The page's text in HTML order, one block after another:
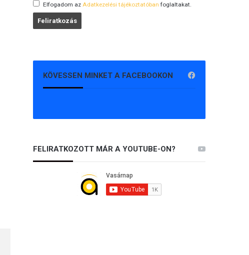
Elfogadom az Adatkezelési tájékoztatóban foglaltakat.
KÖVESSEN MINKET A FACEBOOKON
FELIRATKOZOTT MÁR A YOUTUBE-ON?